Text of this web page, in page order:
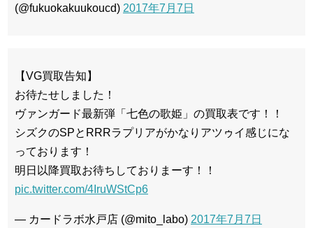
(@fukuokakuukoucd) 2017年7月7日
【VG買取告知】
お待たせしました！
ヴァンガード最新弾「七色の歌姫」の買取表です！！
シズクのSPとRRRラプリアがかなりアツゥイ感じにな
っております！
明日以降買取お待ちしておりまーす！！
pic.twitter.com/4IruWStCp6
— カードラボ水戸店 (@mito_labo) 2017年7月7日